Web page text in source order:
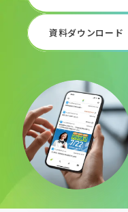
資料ダウンロード